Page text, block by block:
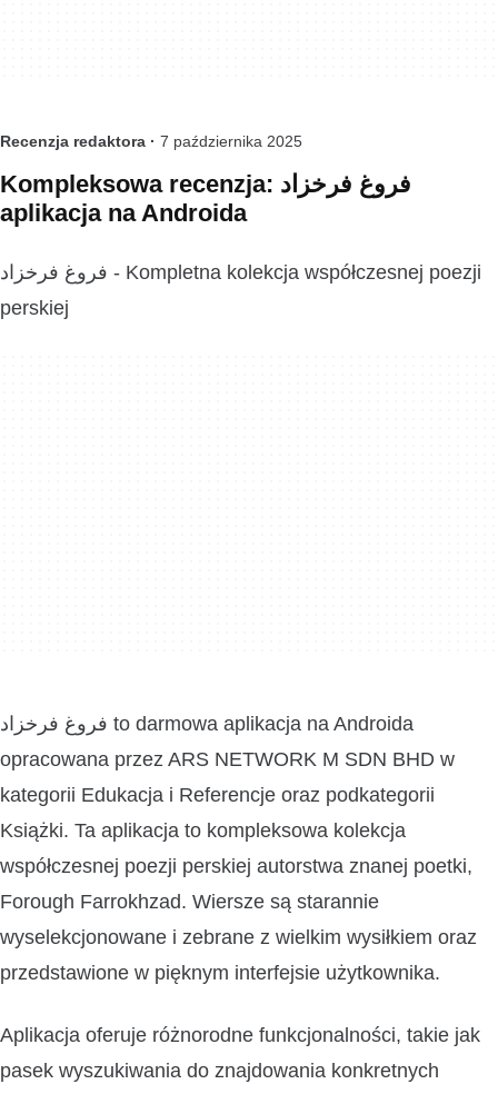
Recenzja redaktora · 7 października 2025
Kompleksowa recenzja: فروغ فرخزاد
aplikacja na Androida
فروغ فرخزاد - Kompletna kolekcja współczesnej poezji
perskiej
فروغ فرخزاد to darmowa aplikacja na Androida
opracowana przez ARS NETWORK M SDN BHD w
kategorii Edukacja i Referencje oraz podkategorii
Książki. Ta aplikacja to kompleksowa kolekcja
współczesnej poezji perskiej autorstwa znanej poetki,
Forough Farrokhzad. Wiersze są starannie
wyselekcjonowane i zebrane z wielkim wysiłkiem oraz
przedstawione w pięknym interfejsie użytkownika.
Aplikacja oferuje różnorodne funkcjonalności, takie jak
pasek wyszukiwania do znajdowania konkretnych